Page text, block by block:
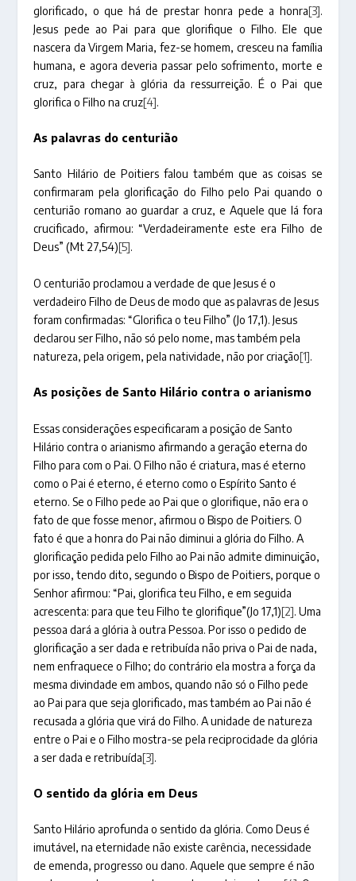
glorificado, o que há de prestar honra pede a honra[3].
Jesus pede ao Pai para que glorifique o Filho. Ele que
nascera da Virgem Maria, fez-se homem, cresceu na família
humana, e agora deveria passar pelo sofrimento, morte e
cruz, para chegar à glória da ressurreição. É o Pai que
glorifica o Filho na cruz[4].
As palavras do centurião
Santo Hilário de Poitiers falou também que as coisas se
confirmaram pela glorificação do Filho pelo Pai quando o
centurião romano ao guardar a cruz, e Aquele que lá fora
crucificado, afirmou: “Verdadeiramente este era Filho de
Deus” (Mt 27,54)[5].
O centurião proclamou a verdade de que Jesus é o
verdadeiro Filho de Deus de modo que as palavras de Jesus
foram confirmadas: “Glorifica o teu Filho” (Jo 17,1). Jesus
declarou ser Filho, não só pelo nome, mas também pela
natureza, pela origem, pela natividade, não por criação[1].
As posições de Santo Hilário contra o arianismo
Essas considerações especificaram a posição de Santo
Hilário contra o arianismo afirmando a geração eterna do
Filho para com o Pai. O Filho não é criatura, mas é eterno
como o Pai é eterno, é eterno como o Espírito Santo é
eterno. Se o Filho pede ao Pai que o glorifique, não era o
fato de que fosse menor, afirmou o Bispo de Poitiers. O
fato é que a honra do Pai não diminui a glória do Filho. A
glorificação pedida pelo Filho ao Pai não admite diminuição,
por isso, tendo dito, segundo o Bispo de Poitiers, porque o
Senhor afirmou: “Pai, glorifica teu Filho, e em seguida
acrescenta: para que teu Filho te glorifique”(Jo 17,1)[2]. Uma
pessoa dará a glória à outra Pessoa. Por isso o pedido de
glorificação a ser dada e retribuída não priva o Pai de nada,
nem enfraquece o Filho; do contrário ela mostra a força da
mesma divindade em ambos, quando não só o Filho pede
ao Pai para que seja glorificado, mas também ao Pai não é
recusada a glória que virá do Filho. A unidade de natureza
entre o Pai e o Filho mostra-se pela reciprocidade da glória
a ser dada e retribuída[3].
O sentido da glória em Deus
Santo Hilário aprofunda o sentido da glória. Como Deus é
imutável, na eternidade não existe carência, necessidade
de emenda, progresso ou dano. Aquele que sempre é não